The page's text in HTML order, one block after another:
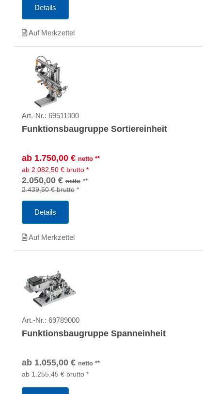
Details
Auf Merkzettel
Art.-Nr.: 69511000
Funktionsbaugruppe Sortiereinheit
ab 1.750,00 € netto **
ab 2.082,50 € brutto *
2.050,00 €netto **
2.439,50 €brutto *
Details
Auf Merkzettel
Art.-Nr.: 69789000
Funktionsbaugruppe Spanneinheit
ab 1.055,00 € netto **
ab 1.255,45 € brutto *